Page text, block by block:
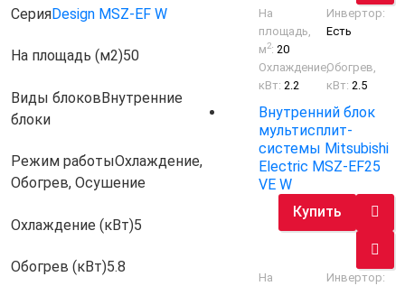
СерияDesign MSZ-EF W
На площадь (м2)50
Виды блоковВнутренние
блоки
Режим работыОхлаждение,
Обогрев, Осушение
Охлаждение (кВт)5
Обогрев (кВт)5.8
На
площадь,
м2: 20
Инвертор:
Есть
Охлаждение,
кВт: 2.2
Обогрев,
кВт: 2.5
Внутренний блок
мультисплит-
системы Mitsubishi
Electric MSZ-EF25
VE W
Купить
На
Инвертор: